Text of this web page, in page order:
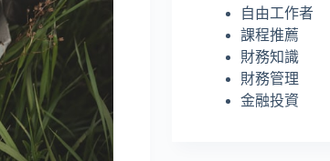
自由工作者
課程推薦
財務知識
財務管理
金融投資